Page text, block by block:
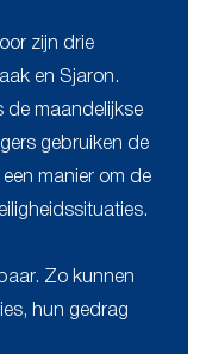
zijn drie
en Sjaron.
de maandelijkse
gebruiken de
manier om de
Zo kunnen
hun gedrag